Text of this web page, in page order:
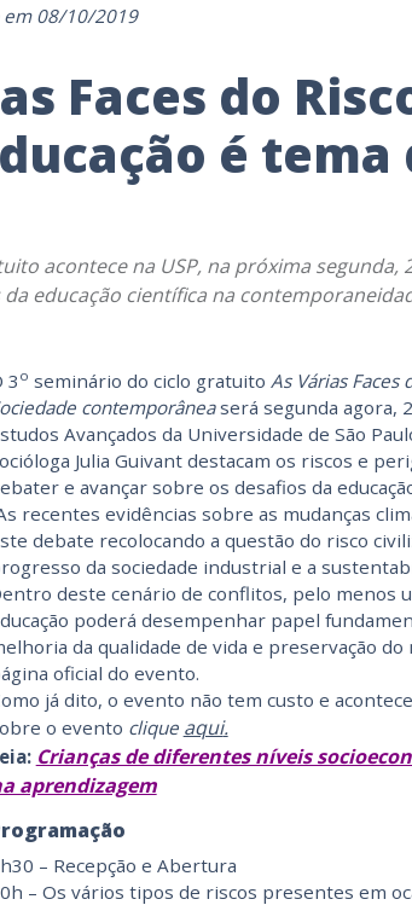
em 08/10/2019
Faces do
é
acontece na USP, na próxima segunda,
da educação científica na
3o seminário do ciclo gratuito As Várias Faces
contemporâneaserá segunda agora,
Avançados da Universidade de São
Julia Guivant destacam os riscos e
e avançar sobre os desafios da
recentes evidências sobre as mudanças
debate recolocando a questão do risco
da sociedade industrial e a
deste cenário de conflitos, pelo menos
poderá desempenhar papel
da qualidade de vida e preservação
oficial do evento.
já dito, o evento não tem custo e
o evento clique aqui.
Crianças de diferentes níveis
aprendizagem
– Recepção e Abertura
– Os vários tipos de riscos presentes em